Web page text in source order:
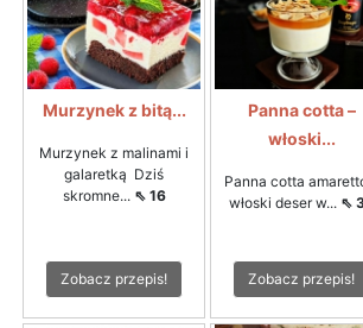
Murzynek z bitą...
Murzynek z malinami i
galaretką Dziś
skromne... ⇖ 16
Zobacz przepis!
Panna cotta –
włoski...
Panna cotta
włoski deser w... ⇖
Zobacz przepis!